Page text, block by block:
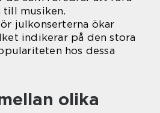
musiken.
julkonserterna ökar
indikerar på den stora
hos dessa
olika